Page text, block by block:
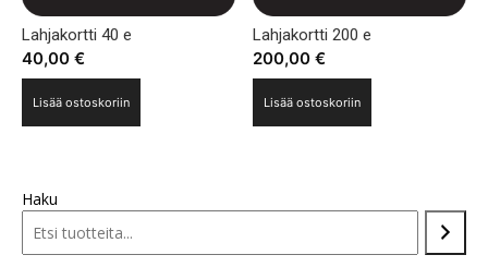
Lahjakortti 40 e
40,00 €
Lisää ostoskoriin
Lahjakortti 200 e
200,00€
Lisää ostoskoriin
Haku